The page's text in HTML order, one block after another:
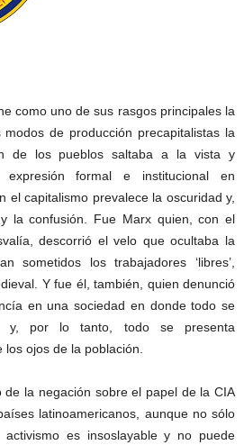
como uno de sus rasgos principales la
de producción precapitalistas la
de los pueblos saltaba a la vista y
expresión formal e institucional en
el capitalismo prevalece la oscuridad y,
la confusión. Fue Marx quien, con el
descorrió el velo que ocultaba la
sometidos los trabajadores ‘libres’,
Y fue él, también, quien denunció
en una sociedad en donde todo se
y, por lo tanto, todo se presenta
ojos de la población.
de la negación sobre el papel de la CIA
latinoamericanos, aunque no sólo
es insoslayable y no puede